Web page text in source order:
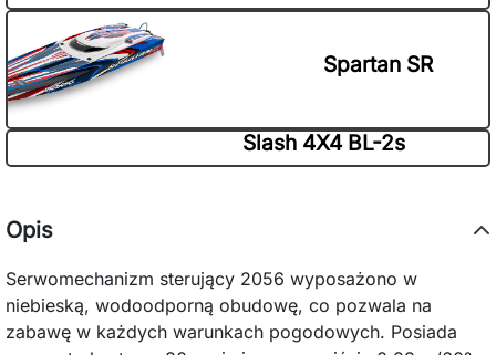
Spartan SR
Slash 4X4 BL-2s
Opis
Serwomechanizm sterujący 2056 wyposażono w
niebieską, wodoodporną obudowę, co pozwala na
zabawę w każdych warunkach pogodowych. Posiada